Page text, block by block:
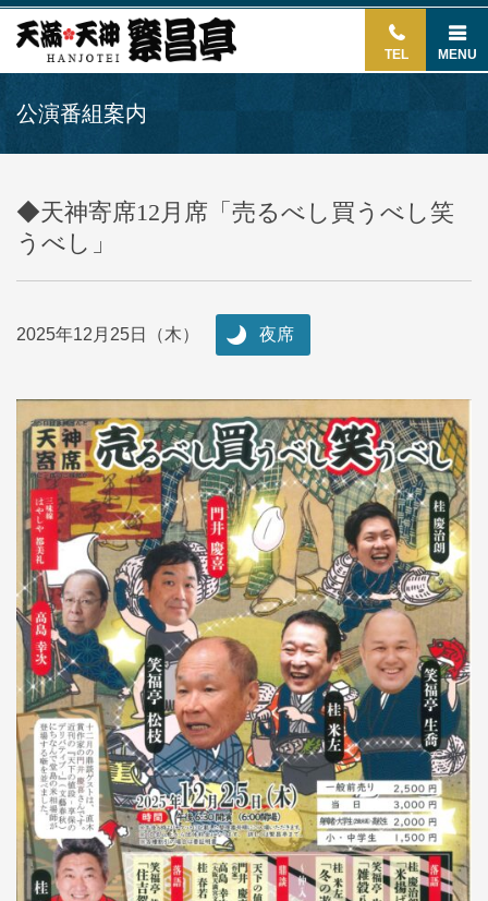
TEL MENU
公演番組案内
◆天神寄席12月席「売るべし買うべし笑
うべし」
2025年12月25日（木） 夜席